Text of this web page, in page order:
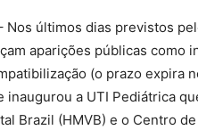
– Nos últimos dias previstos
aparições públicas como
(o prazo expira
inaugurou a UTI Pediátrica
Brazil (HMVB) e o Centro